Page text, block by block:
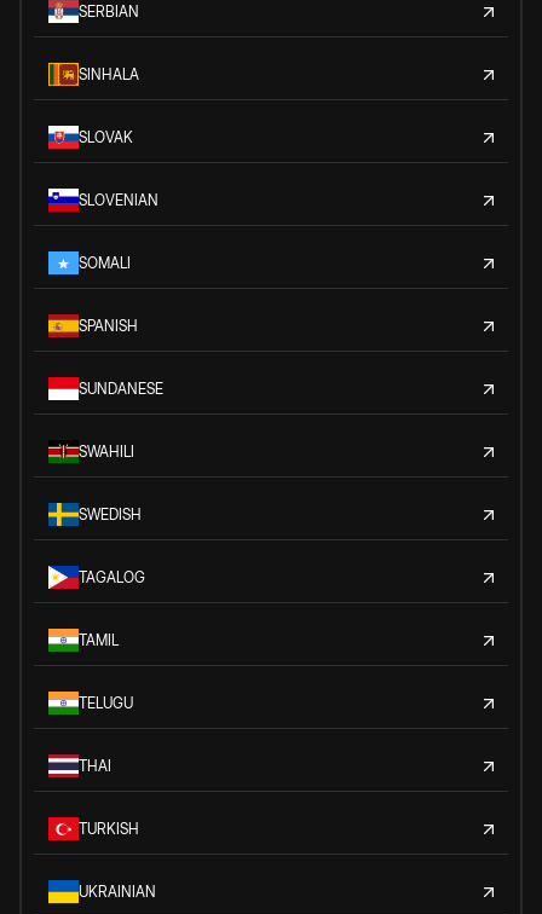
SERBIAN
SINHALA
SLOVAK
SLOVENIAN
SOMALI
SPANISH
SUNDANESE
SWAHILI
SWEDISH
TAGALOG
TAMIL
TELUGU
THAI
TURKISH
UKRAINIAN